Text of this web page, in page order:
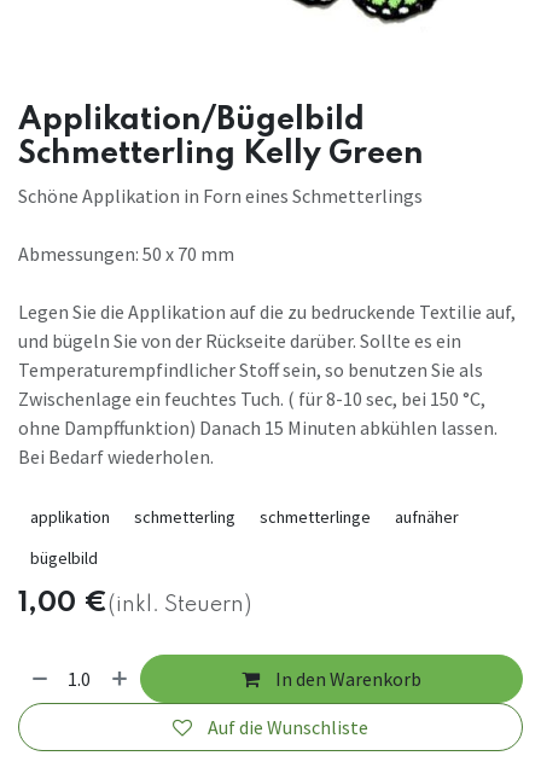
Applikation/Bügelbild
Schmetterling Kelly Green
Schöne Applikation in Forn eines Schmetterlings
Abmessungen: 50 x 70 mm
Legen Sie die Applikation auf die zu bedruckende Textilie auf,
und bügeln Sie von der Rückseite darüber. Sollte es ein
Temperaturempfindlicher Stoff sein, so benutzen Sie als
Zwischenlage ein feuchtes Tuch. ( für 8-10 sec, bei 150 °C,
ohne Dampffunktion) Danach 15 Minuten abkühlen lassen.
Bei Bedarf wiederholen.
applikation schmetterling schmetterlinge
aufnäher
bügelbild
1,00 €(inkl. Steuern)
In den Warenkorb
Auf die Wunschliste